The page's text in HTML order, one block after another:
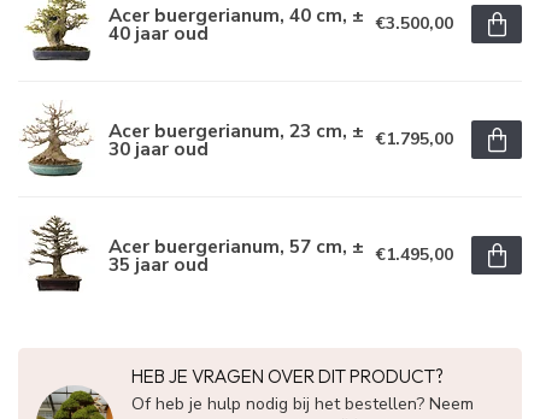
Acer buergerianum, 40 cm, ±
40 jaar oud €3.500,00
Acer buergerianum, 23 cm, ±
30 jaar oud €1.795,00
Acer buergerianum, 57 cm, ±
35 jaar oud €1.495,00
HEB JE VRAGEN OVER DIT PRODUCT?
Of heb je hulp nodig bij het bestellen? Neem